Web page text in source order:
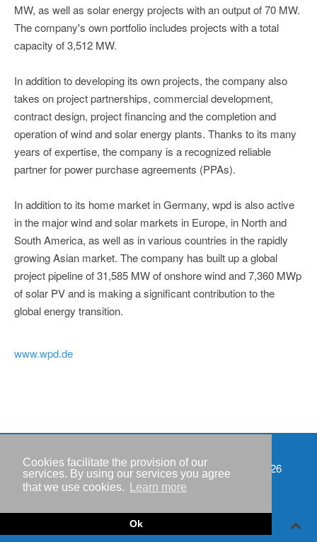
Cookies facilitate the provision of our
services. By using our services you agree
that we use cookies.
Learn more
Ok
MW, as well as solar energy projects with an output of 70 MW.
The company's own portfolio includes projects with a total
capacity of 3,512 MW.
In addition to developing its own projects, the company also
takes on project partnerships, commercial development,
contract design, project financing and the completion and
operation of wind and solar energy plants. Thanks to its many
years of expertise, the company is a recognized reliable
partner for power purchase agreements (PPAs).
In addition to its home market in Germany, wpd is also active
in the major wind and solar markets in Europe, in North and
South America, as well as in various countries in the rapidly
growing Asian market. The company has built up a global
project pipeline of 31,585 MW of onshore wind and 7,360 MWp
of solar PV and is making a significant contribution to the
global energy transition.
www.wpd.de
Events
Imprint
Privacy policy
Copyright © IWR 2026